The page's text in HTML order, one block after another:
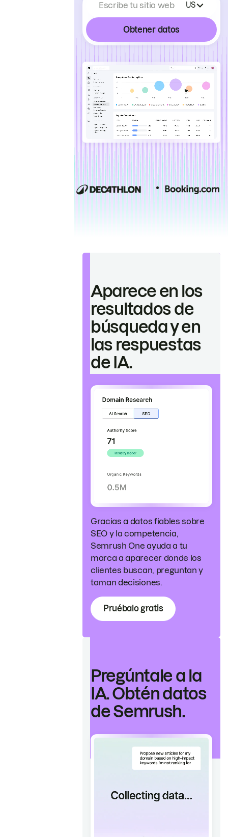
Escribe tu sitio web US
Obtener datos
Aparece en los
resultados de
búsqueda y en
las respuestas
de IA.
Gracias a datos fiables sobre
SEO y la competencia,
Semrush One ayuda a tu
marca a aparecer donde los
clientes buscan, preguntan y
toman decisiones.
Pruébalo gratis
Pregúntale a la
IA. Obtén datos
de Semrush.